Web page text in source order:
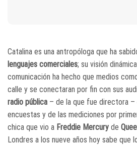
Catalina es una antropóloga que ha
lenguajes comerciales; su visión
comunicación ha hecho que medios
calle y se conectaran por fin con sus
radio pública – de la que fue directora –
encuestas y de las mediciones por
chica que vio a Freddie Mercury de
Londres a los nueve años hoy sabe que